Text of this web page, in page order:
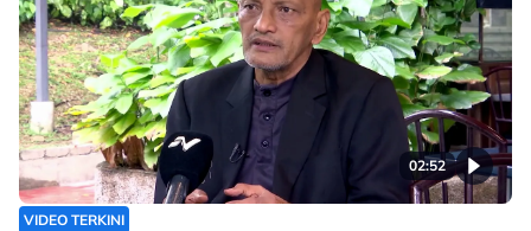
02:52
VIDEO TERKINI